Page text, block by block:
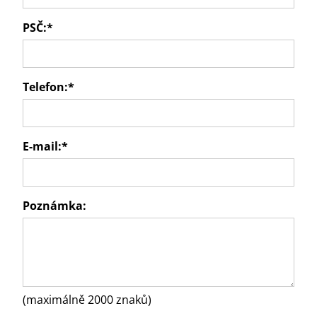
PSČ:*
Telefon:*
E-mail:*
Poznámka:
(maximálně 2000 znaků)